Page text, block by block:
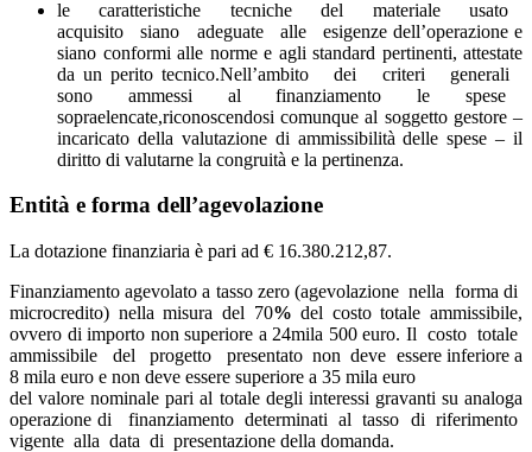
le caratteristiche tecniche del materiale usato
acquisito siano adeguate alle esigenze dell’operazione e
siano conformi alle norme e agli standard pertinenti, attestate
da un perito tecnico.Nell’ambito dei criteri generali
sono ammessi al finanziamento le spese
sopraelencate,riconoscendosi comunque al soggetto gestore –
incaricato della valutazione di ammissibilità delle spese – il
diritto di valutarne la congruità e la pertinenza.
Entità e forma dell’agevolazione
La dotazione finanziaria è pari ad € 16.380.212,87.
Finanziamento agevolato a tasso zero (agevolazione nella forma di
microcredito) nella misura del 70%del costo totale ammissibile,
ovvero di importo non superiore a 24mila 500 euro. Il costo totale
ammissibile del progetto presentato non deve essere inferiore a
8 mila euro e non deve essere superiore a 35 mila euro
del valore nominale pari al totale degli interessi gravanti su analoga
operazione di finanziamento determinati al tasso di riferimento
vigente alla data di presentazione della domanda.